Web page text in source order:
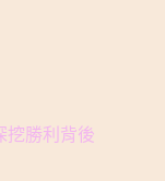
挖勝利背後